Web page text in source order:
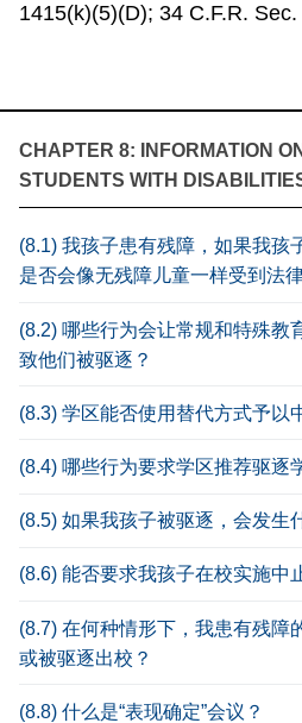
CHAPTER 8: INFORMATION
STUDENTS WITH
(8.1) 我孩子患有残障，如果我孩
是否会像无残障儿童一样受到法
(8.2) 哪些行为会让常规和特殊教
致他们被驱逐？
(8.3) 学区能否使用替代方式予以
(8.4) 哪些行为要求学区推荐驱逐
(8.5) 如果我孩子被驱逐，会发生
(8.6) 能否要求我孩子在校实施中
(8.7) 在何种情形下，我患有残障
或被驱逐出校？
(8.8) 什么是“表现确定”会议？
1415(k)(5)(D); 34 C.F.R.